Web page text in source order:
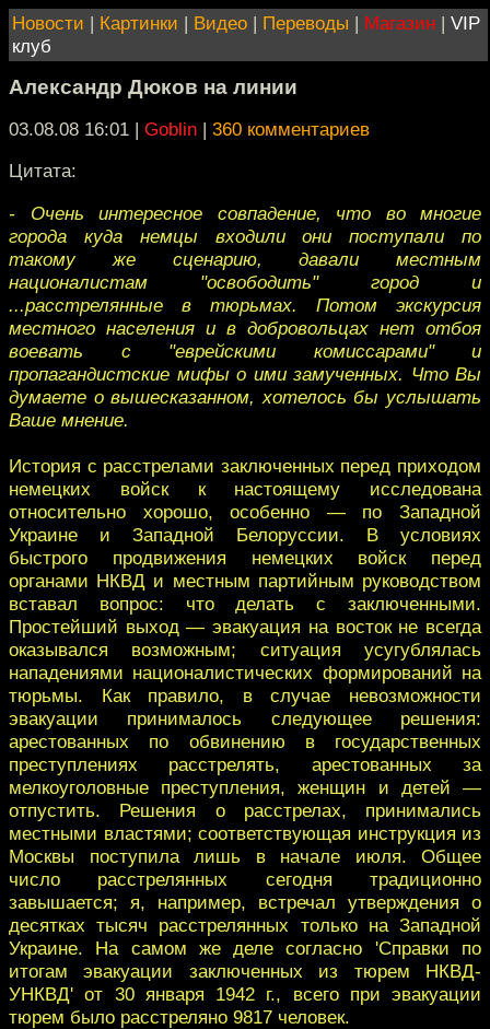
Новости | Картинки | Видео | Переводы | Магазин | VIP
клуб
Александр Дюков на линии
03.08.08 16:01 | Goblin | 360 комментариев
Цитата:
- Очень интересное совпадение, что во многие
города куда немцы входили они поступали по
такому же сценарию, давали местным
националистам "освободить" город и
...расстрелянные в тюрьмах. Потом экскурсия
местного населения и в добровольцах нет отбоя
воевать с "еврейскими комиссарами" и
пропагандистские мифы о ими замученных. Что Вы
думаете о вышесказанном, хотелось бы услышать
Ваше мнение.
История с расстрелами заключенных перед приходом
немецких войск к настоящему исследована
относительно хорошо, особенно — по Западной
Украине и Западной Белоруссии. В условиях
быстрого продвижения немецких войск перед
органами НКВД и местным партийным руководством
вставал вопрос: что делать с заключенными.
Простейший выход — эвакуация на восток не всегда
оказывался возможным; ситуация усугублялась
нападениями националистических формирований на
тюрьмы. Как правило, в случае невозможности
эвакуации принималось следующее решения:
арестованных по обвинению в государственных
преступлениях расстрелять, арестованных за
мелкоуголовные преступления, женщин и детей —
отпустить. Решения о расстрелах, принимались
местными властями; соответствующая инструкция из
Москвы поступила лишь в начале июля. Общее
число расстрелянных сегодня традиционно
завышается; я, например, встречал утверждения о
десятках тысяч расстрелянных только на Западной
Украине. На самом же деле согласно 'Справки по
итогам эвакуации заключенных из тюрем НКВД-
УНКВД' от 30 января 1942 г., всего при эвакуации
тюрем было расстреляно 9817 человек.